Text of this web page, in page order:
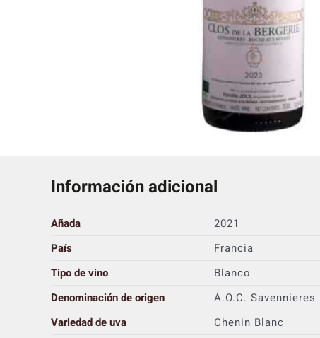
Información adicional
Añada
2021
País
Francia
Tipo de vino
Blanco
Denominación de origen
A.O.C. Savennieres
Variedad de uva
Chenin Blanc